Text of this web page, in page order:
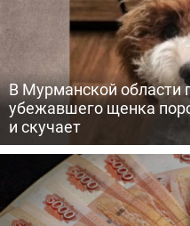
В Мурманской области
убежавшего щенка
и скучает